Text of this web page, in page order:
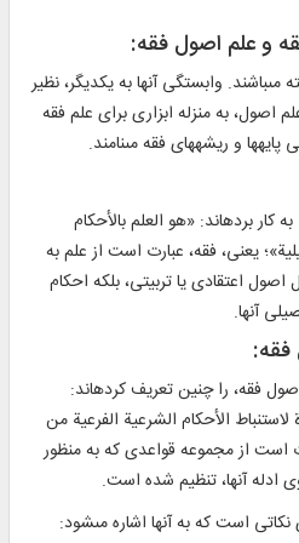
وابستگى آنها به يك‏ديگر، نظير
به منزله ابزارى براى علم فقه
و ريشه‏هاى فقه مى‏نامند.
كار برده‏اند: «هو العلم بالأحكام
يعنى، فقه، عبارت است از علم به
اعتقادى يا تربيتى، بلكه احكام
آنها‏.
فقه، را چنين تعريف كرده‏اند:
الأحكام الشرعية الفرعية من
است از مجموعه قواعدى كه به منظور
ادله آنها، تنظيم شده است.
است كه به آنها اشاره مى‏شود: